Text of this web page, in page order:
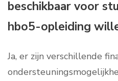
beschikbaar voor
hbo5-opleiding
Ja, er zijn verschillende